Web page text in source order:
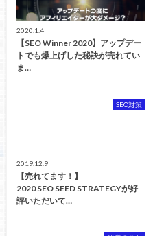
2020.1.4
【SEO Winner 2020】アップデー
トでも爆上げした秘訣が売れてい
ま…
SEO対策
2019.12.9
【売れてます！】
2020 SEO SEED STRATEGYが好
評いただいて…